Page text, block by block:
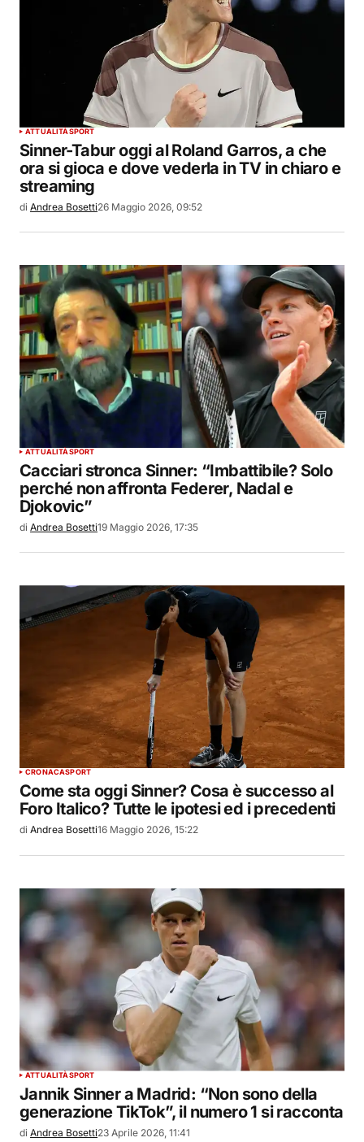
ATTUALITÀSPORT
Sinner-Tabur oggi al Roland Garros, a che
ora si gioca e dove vederla in TV in chiaro e
streaming
di Andrea Bosetti26 Maggio 2026, 09:52
ATTUALITÀSPORT
Cacciari stronca Sinner: “Imbattibile? Solo
perché non affronta Federer, Nadal e
Djokovic”
di Andrea Bosetti19 Maggio 2026, 17:35
CRONACASPORT
Come sta oggi Sinner? Cosa è successo al
Foro Italico? Tutte le ipotesi ed i precedenti
di Andrea Bosetti16 Maggio 2026, 15:22
ATTUALITÀSPORT
Jannik Sinner a Madrid: “Non sono della
generazione TikTok”, il numero 1 si racconta
di Andrea Bosetti23 Aprile 2026, 11:41